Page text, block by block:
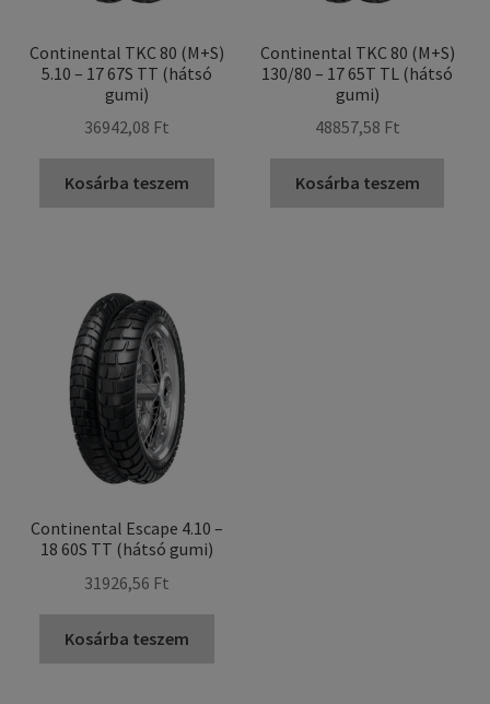
Continental TKC 80 (M+S)
5.10 – 17 67S TT (hátsó
gumi)
36942,08 Ft
Kosárba teszem
Continental TKC 80 (M+S)
130/80 – 17 65T TL (hátsó
gumi)
48857,58 Ft
Kosárba teszem
Continental Escape 4.10 –
18 60S TT (hátsó gumi)
31926,56 Ft
Kosárba teszem